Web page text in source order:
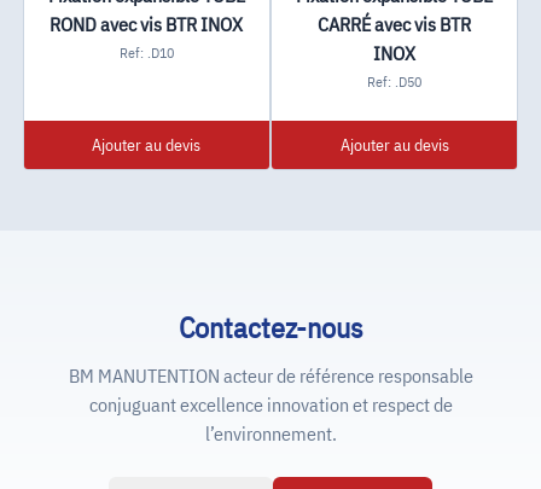
ROND avec vis BTR INOX
Ref: .D10
Ajouter au devis
CARRÉ avec vis BTR
INOX
Ref: .D50
Ajouter au devis
Contactez-nous
BM MANUTENTION acteur de référence responsable
conjuguant excellence innovation et respect de
l’environnement.